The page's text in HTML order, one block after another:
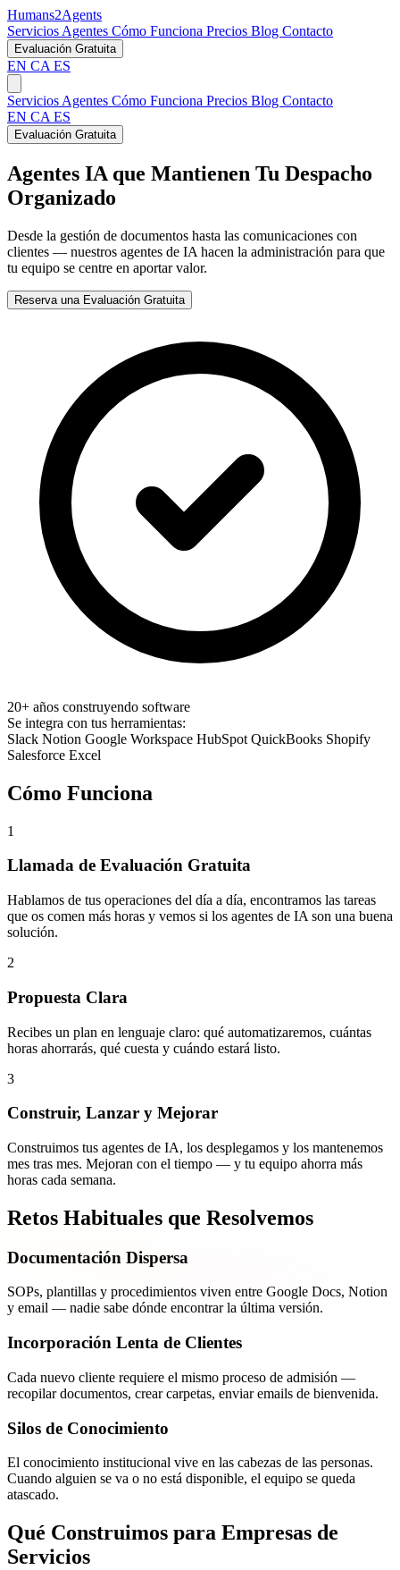
Humans2Agents
Servicios Agentes Cómo Funciona Precios Blog Contacto
Evaluación Gratuita
EN CA ES
Servicios Agentes Cómo Funciona Precios Blog Contacto
EN CA ES
Evaluación Gratuita
Agentes IA que Mantienen Tu Despacho
Organizado
Desde la gestión de documentos hasta las comunicaciones con
clientes — nuestros agentes de IA hacen la administración para que
tu equipo se centre en aportar valor.
Reserva una Evaluación Gratuita
20+ años construyendo software
Se integra con tus herramientas:
Slack Notion Google Workspace HubSpot QuickBooks Shopify
Salesforce Excel
Cómo Funciona
1
Llamada de Evaluación Gratuita
Hablamos de tus operaciones del día a día, encontramos las tareas
que os comen más horas y vemos si los agentes de IA son una buena
solución.
2
Propuesta Clara
Recibes un plan en lenguaje claro: qué automatizaremos, cuántas
horas ahorrarás, qué cuesta y cuándo estará listo.
3
Construir, Lanzar y Mejorar
Construimos tus agentes de IA, los desplegamos y los mantenemos
mes tras mes. Mejoran con el tiempo — y tu equipo ahorra más
horas cada semana.
Retos Habituales que Resolvemos
Documentación Dispersa
SOPs, plantillas y procedimientos viven entre Google Docs, Notion
y email — nadie sabe dónde encontrar la última versión.
Incorporación Lenta de Clientes
Cada nuevo cliente requiere el mismo proceso de admisión —
recopilar documentos, crear carpetas, enviar emails de bienvenida.
Silos de Conocimiento
El conocimiento institucional vive en las cabezas de las personas.
Cuando alguien se va o no está disponible, el equipo se queda
atascado.
Qué Construimos para Empresas de
Servicios